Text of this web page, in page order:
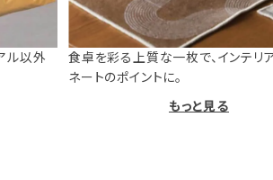
ル以外
食卓を彩る上質な一枚で、インテリ
ネートのポイントに。
もっと見る